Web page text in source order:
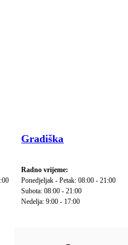
Gradiška
Radno vrijeme:
Ponedjeljak - Petak: 08:00 - 21:00
Subota: 08:00 - 21:00
Nedelja: 9:00 - 17:00